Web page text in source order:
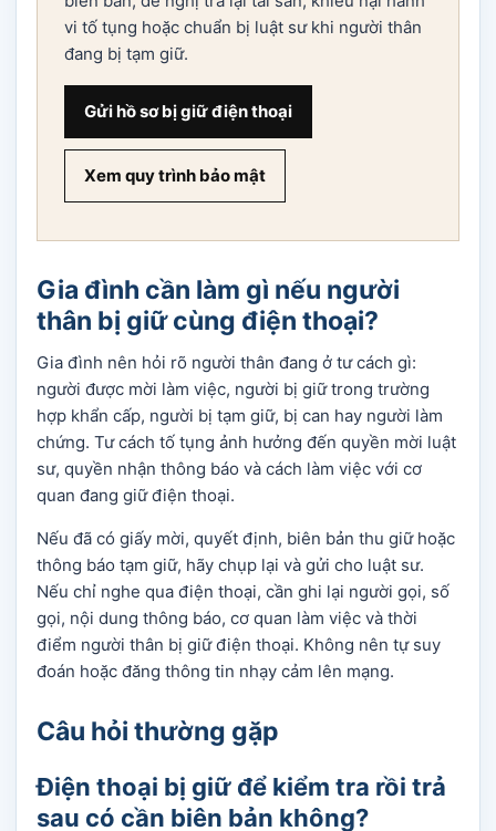
vi tố tụng hoặc chuẩn bị luật sư khi người thân
đang bị tạm giữ.
Gửi hồ sơ bị giữ điện thoại
Xem quy trình bảo mật
Gia đình cần làm gì nếu người
thân bị giữ cùng điện thoại?
Gia đình nên hỏi rõ người thân đang ở tư cách gì:
người được mời làm việc, người bị giữ trong trường
hợp khẩn cấp, người bị tạm giữ, bị can hay người làm
chứng. Tư cách tố tụng ảnh hưởng đến quyền mời luật
sư, quyền nhận thông báo và cách làm việc với cơ
quan đang giữ điện thoại.
Nếu đã có giấy mời, quyết định, biên bản thu giữ hoặc
thông báo tạm giữ, hãy chụp lại và gửi cho luật sư.
Nếu chỉ nghe qua điện thoại, cần ghi lại người gọi, số
gọi, nội dung thông báo, cơ quan làm việc và thời
điểm người thân bị giữ điện thoại. Không nên tự suy
đoán hoặc đăng thông tin nhạy cảm lên mạng.
Câu hỏi thường gặp
Điện thoại bị giữ để kiểm tra rồi trả
sau có cần biên bản không?